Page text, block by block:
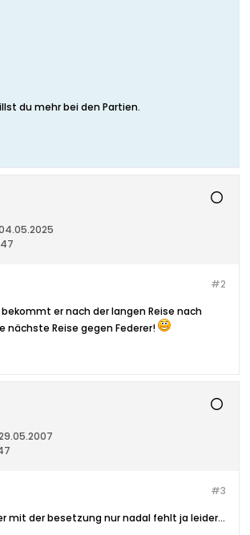
du mehr bei den Partien.
#2
bekommt er nach der langen Reise nach
nächste Reise gegen Federer!
#3
mit der besetzung nur nadal fehlt ja leider...